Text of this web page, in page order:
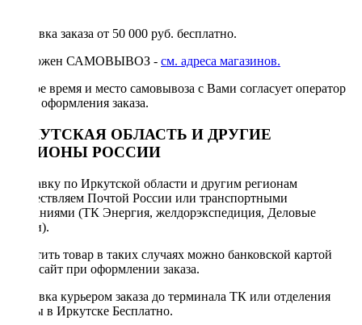
Доставка заказа от 50 000 руб. бесплатно.
Возможен САМОВЫВОЗ - см. адреса магазинов.
Точное время и место самовывоза с Вами согласует оператор
после оформления заказа.
ИРКУТСКАЯ ОБЛАСТЬ И ДРУГИЕ
РЕГИОНЫ РОССИИ
Отправку по Иркутской области и другим регионам
осуществляем Почтой России или транспортными
компаниями (ТК Энергия, желдорэкспедиция, Деловые
линии).
Оплатить товар в таких случаях можно банковской картой
через сайт при оформлении заказа.
Доставка курьером заказа до терминала ТК или отделения
Почты в Иркутске Бесплатно.